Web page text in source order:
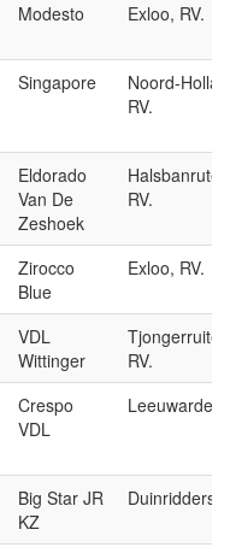
Modesto Exloo, RV.
Singapore
Noord-
RV.
Eldorado
Van De
Zeshoek
RV.
Zirocco
Blue
Exloo, RV.
VDL
Wittinger
RV.
Crespo
VDL
Leeuwarden,
Big Star JR
KZ
Duinridders,